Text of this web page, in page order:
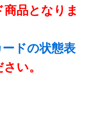
品となりま
ードの状態表
い。